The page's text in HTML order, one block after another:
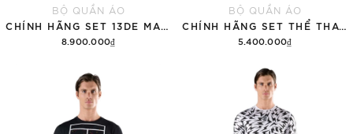
BỘ QUẦN ÁO
8.900.000₫
BỘ QUẦN ÁO
5.400.000₫
Thêm vào giỏ hàng